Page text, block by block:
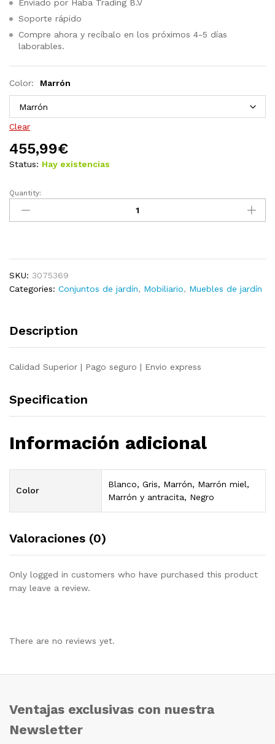
Enviado por Haba Trading B.V
Soporte rápido
Compre ahora y recíbalo en los próximos 4-5 días
laborables.
Color: Marrón
Clear
455,99€
Status: Hay existencias
Juego
muebles
piezas
madera
pino
Quantity:
SKU: 3075369
Categories: Conjuntos de jardín, Mobiliario, Muebles de jardín
Description
Calidad Superior | Pago seguro | Envio express
Specification
Información adicional
Color
Blanco, Gris, Marrón, Marrón miel,
Marrón y antracita, Negro
Valoraciones (0)
Only logged in customers who have purchased this product
may leave a review.
There are no reviews yet.
Ventajas exclusivas con nuestra
Newsletter